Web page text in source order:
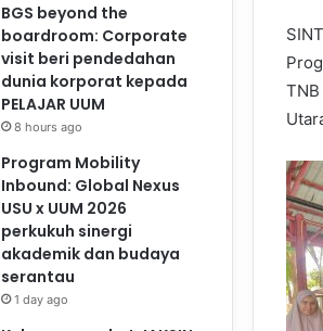
BGS beyond the
boardroom: Corporate
visit beri pendedahan
dunia korporat kepada
PELAJAR UUM
8 hours ago
Program Mobility
Inbound: Global Nexus
USU x UUM 2026
perkukuh sinergi
akademik dan budaya
serantau
1 day ago